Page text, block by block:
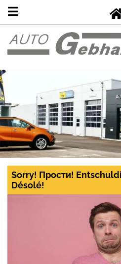
Sorry! Прости!
Désolé!